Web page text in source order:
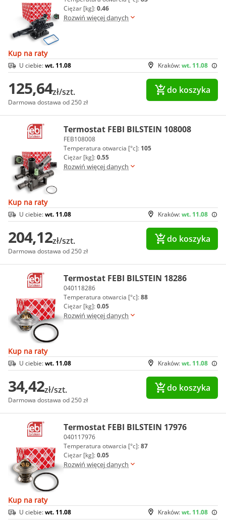
Ciężar [kg]:0.46
Rozwiń więcej danych
Kup na raty
Kraków:wt. 11.08
U ciebie:wt. 11.08
125,64zł/szt.
Darmowa dostawa od 250 zł
do koszyka
Termostat FEBI BILSTEIN 108008
FEB108008
Temperatura otwarcia [°c]: 105
Ciężar [kg]:0.55
Rozwiń więcej danych
Kup na raty
Kraków:wt. 11.08
U ciebie:wt. 11.08
204,12zł/szt.
Darmowa dostawa od 250 zł
do koszyka
Termostat FEBI BILSTEIN 18286
040118286
Temperatura otwarcia [°c]:88
Ciężar [kg]:0.05
Rozwiń więcej danych
Kup na raty
Kraków:wt. 11.08
U ciebie:wt. 11.08
34,42zł/szt.
Darmowa dostawa od 250 zł
do koszyka
Termostat FEBI BILSTEIN 17976
040117976
Temperatura otwarcia [°c]:87
Ciężar [kg]:0.05
Rozwiń więcej danych
Kup na raty
Kraków:wt. 11.08
U ciebie:wt. 11.08